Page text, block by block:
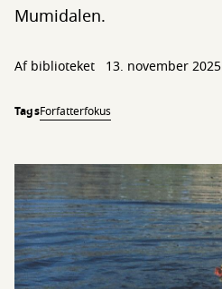
Mumidalen.
Af biblioteket 13. november 2025
TagsForfatterfokus